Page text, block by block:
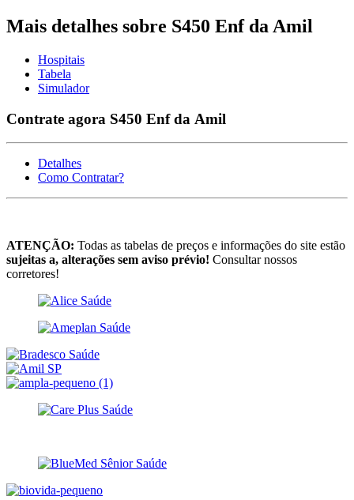
Mais detalhes sobre S450 Enf da Amil
Hospitais
Tabela
Simulador
Contrate agora S450 Enf da Amil
Detalhes
Como Contratar?
ATENÇÃO: Todas as tabelas de preços e informações do site estão
sujeitas a, alterações sem aviso prévio! Consultar nossos
corretores!